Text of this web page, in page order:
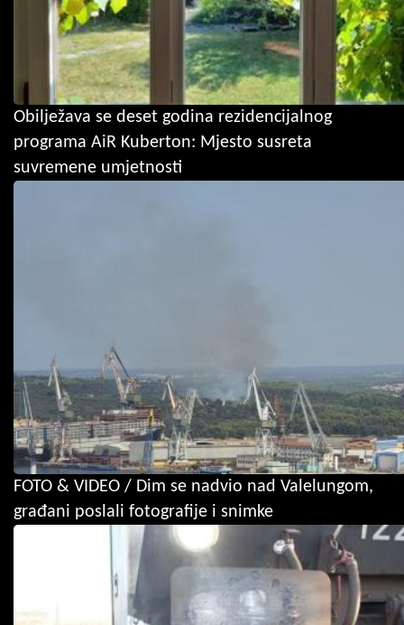
Obilježava se deset godina rezidencijalnog
programa AiR Kuberton: Mjesto susreta
suvremene umjetnosti
FOTO & VIDEO / Dim se nadvio nad Valelungom,
građani poslali fotografije i snimke